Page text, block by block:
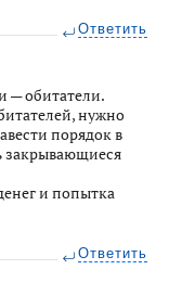
Ответить
— обитатели.
нужно
порядок в
закрывающиеся
и попытка
Ответить